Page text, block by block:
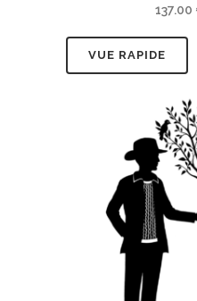
137.00
VUE RAPIDE